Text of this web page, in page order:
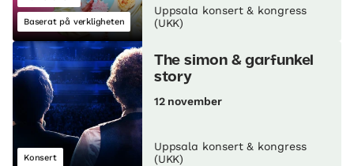
Baserat på verkligheten
Uppsala konsert & kongress
(UKK)
Konsert
The simon & garfunkel
story
12 november
Uppsala konsert & kongress
(UKK)